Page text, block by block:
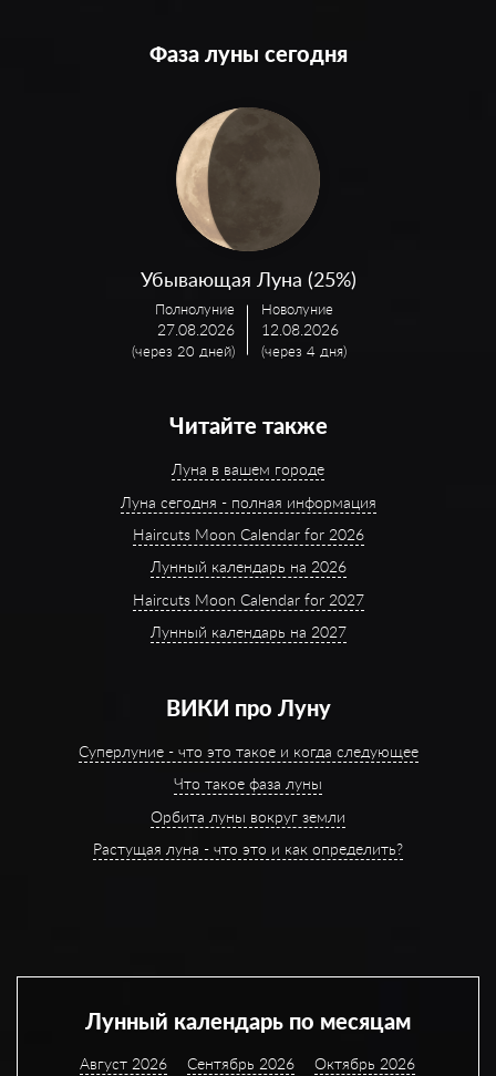
Фаза луны сегодня
Убывающая Луна (25%)
Полнолуние
27.08.2026
(через 20 дней)
Новолуние
12.08.2026
(через 4 дня)
Читайте также
Луна в вашем городе
Луна сегодня - полная информация
Haircuts Moon Calendar for 2026
Лунный календарь на 2026
Haircuts Moon Calendar for 2027
Лунный календарь на 2027
ВИКИ про Луну
Суперлуние - что это такое и когда следующее
Что такое фаза луны
Орбита луны вокруг земли
Растущая луна - что это и как определить?
Лунный календарь по месяцам
Август 2026 Сентябрь 2026 Октябрь 2026